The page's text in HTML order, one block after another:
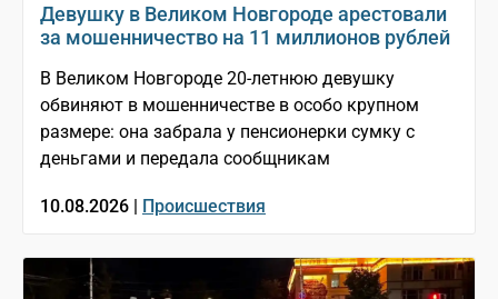
Девушку в Великом Новгороде арестовали
за мошенничество на 11 миллионов рублей
В Великом Новгороде 20-летнюю девушку
обвиняют в мошенничестве в особо крупном
размере: она забрала у пенсионерки сумку с
деньгами и передала сообщникам
10.08.2026 | Происшествия